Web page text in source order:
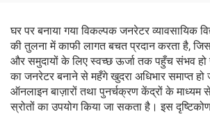
घर पर बनाया गया विकल्पक जनरेटर व्यावसायिक
की तुलना में काफी लागत बचत प्रदान करता है,
और समुदायों के लिए स्वच्छ ऊर्जा तक पहुँच संभव हो
का जनरेटर बनाने से महँगे खुदरा अधिभार समाप्त
ऑनलाइन बाज़ारों तथा पुनर्चक्रण केंद्रों के माध्यम से
स्रोतों का उपयोग किया जा सकता है। इस